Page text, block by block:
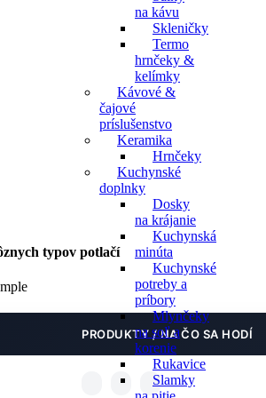
na kávu
Skleničky
Termo
hrnčeky &
kelímky
Kávové &
čajové
príslušenstvo
Keramika
Hrnčeky
Kuchynské
doplnky
Dosky
na krájanie
Kuchynská
minúta
Kuchynské
potreby a
príbory
Mlynčeky
na soľ a
korenie
Rukavice
Slamky
typov potlačí
PRODUKTY / NA ČO SA HODÍ